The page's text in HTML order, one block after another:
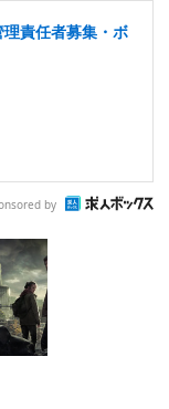
責任者募集・ボ
by